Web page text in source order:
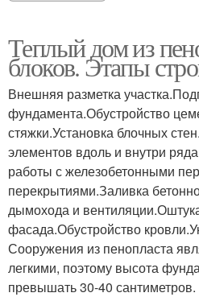
Теплый дом из
блоков. Этапы
Внешняя разметка
фундамента.Обустройство
стяжки.Установка блочных
элементов вдоль и внутри
работы с железобетонными
перекрытиями.Заливка
дымохода и
фасада.Обустройство
Сооружения из пенопласта
легкими, поэтому высота
превышать 30-40 сантиметров.